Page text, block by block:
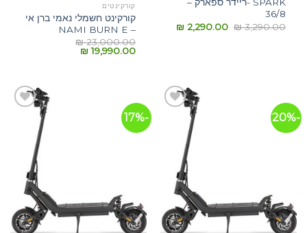
SPARK -ריידר ספארק –
36/8
₪3,290.00
₪2,290.00
קורקינטים
קורקינט חשמלי נאמי ברן אי
– NAMI BURN E
₪23,000.00
₪19,990.00
-20%
-17%